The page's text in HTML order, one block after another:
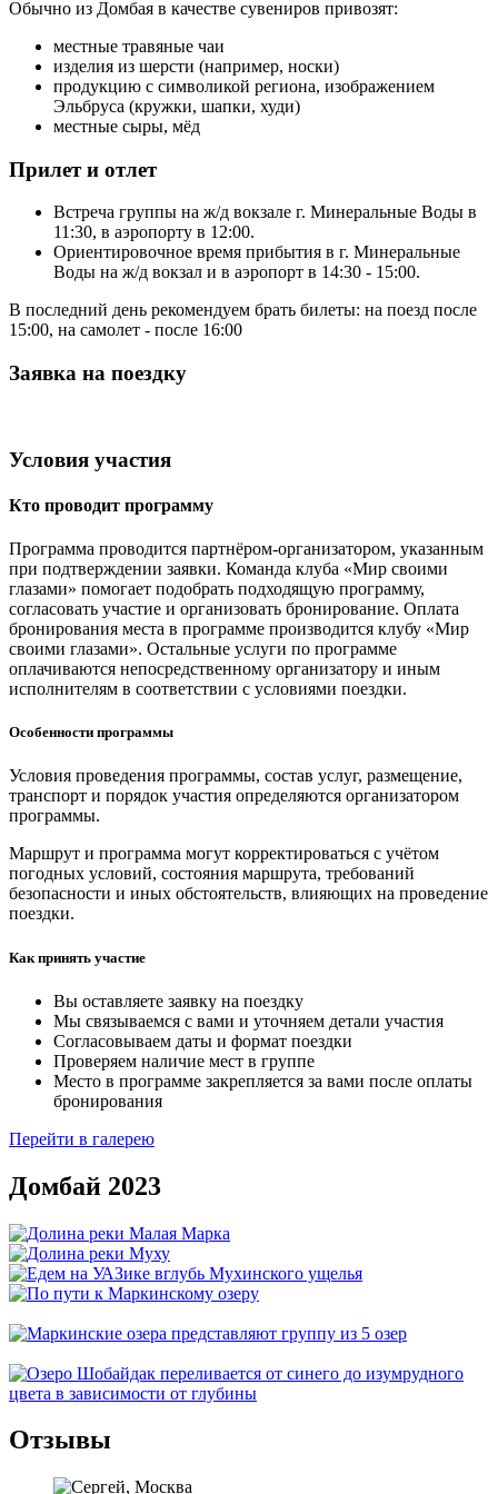
Обычно из Домбая в качестве сувениров привозят:
местные травяные чаи
изделия из шерсти (например, носки)
продукцию с символикой региона, изображением
Эльбруса (кружки, шапки, худи)
местные сыры, мёд
Прилет и отлет
Встреча группы на ж/д вокзале г. Минеральные Воды в
11:30, в аэропорту в 12:00.
Ориентировочное время прибытия в г. Минеральные
Воды на ж/д вокзал и в аэропорт в 14:30 - 15:00.
В последний день рекомендуем брать билеты: на поезд после
15:00, на самолет - после 16:00
Заявка на поездку
Условия участия
Кто проводит программу
Программа проводится партнёром-организатором, указанным
при подтверждении заявки. Команда клуба «Мир своими
глазами» помогает подобрать подходящую программу,
согласовать участие и организовать бронирование. Оплата
бронирования места в программе производится клубу «Мир
своими глазами». Остальные услуги по программе
оплачиваются непосредственному организатору и иным
исполнителям в соответствии с условиями поездки.
Особенности программы
Условия проведения программы, состав услуг, размещение,
транспорт и порядок участия определяются организатором
программы.
Маршрут и программа могут корректироваться с учётом
погодных условий, состояния маршрута, требований
безопасности и иных обстоятельств, влияющих на проведение
поездки.
Как принять участие
Вы оставляете заявку на поездку
Мы связываемся с вами и уточняем детали участия
Согласовываем даты и формат поездки
Проверяем наличие мест в группе
Место в программе закрепляется за вами после оплаты
бронирования
Перейти в галерею
Домбай 2023
Отзывы